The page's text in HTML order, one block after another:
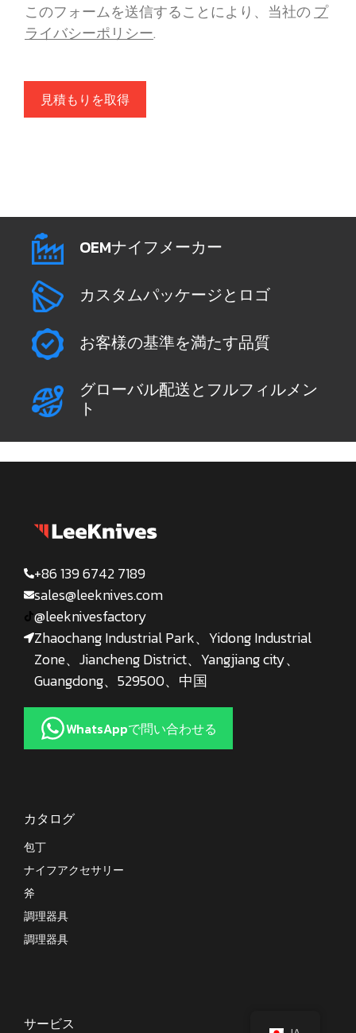
このフォームを送信することにより、当社の プ
ライバシーポリシー.
見積もりを取得
OEMナイフメーカー
カスタムパッケージとロゴ
お客様の基準を満たす品質
グローバル配送とフルフィルメン
ト
+86 139 6742 7189
sales@leeknives.com
@leeknivesfactory
Zhaochang Industrial Park、Yidong Industrial
Zone、Jiancheng District、Yangjiang city、
Guangdong、529500、中国
WhatsAppで問い合わせる
カタログ
包丁
ナイフアクセサリー
斧
調理器具
調理器具
サービス